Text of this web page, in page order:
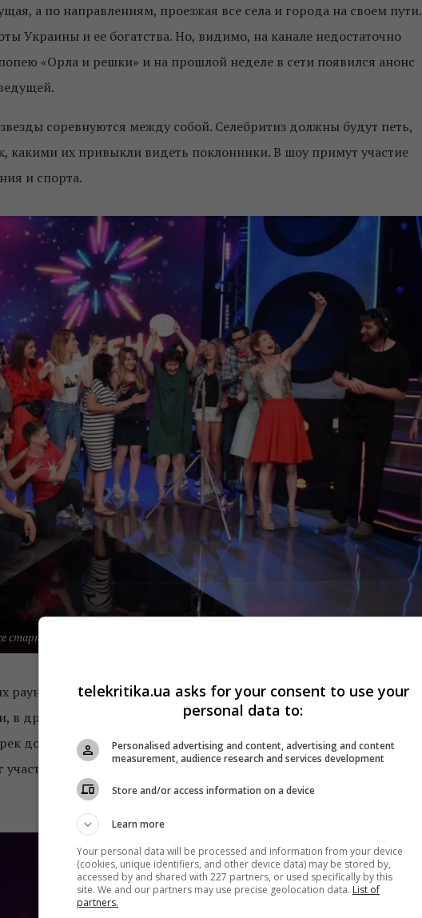
а по направлениям, проезжая все села и города на своем пути.
Украины и ее богатства. Но, видимо, на канале недостаточно
«Орла и решки» и на прошлой неделе в сети появился анонс
соревнуются между собой. Селебритиз должны будут петь,
какими их привыкли видеть поклонники. В шоу примут участие
и спорта.
стартоали. Так разбивали тарелку. Фото: «Новый канал»
раундов и финала. В одном из раундов звезды попытаются угадать
другом – с помощью танцев постараются изобразить песню,
должна будет угадать группа поддержки, состоящая из двух
К слову, именно они будут помогать и поддерживать
telekritika.ua asks for your consent to use your
personal data to:
Personalised advertising and content, advertising and content
measurement, audience research and services development
Store and/or access information on a device
Learn more
Your personal data will be processed and information from your device
(cookies, unique identifiers, and other device data) may be stored by,
accessed by and shared with 227 partners, or used specifically by this
site. We and our partners may use precise geolocation data. List of
partners.